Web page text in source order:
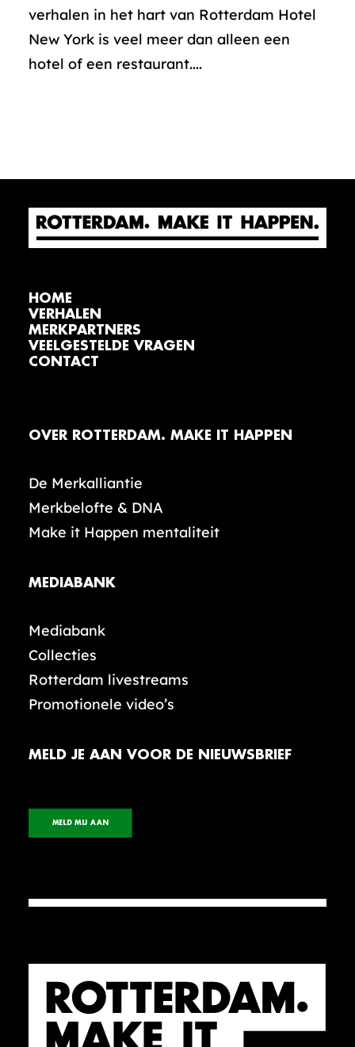
verhalen in het hart van Rotterdam Hotel
New York is veel meer dan alleen een
hotel of een restaurant....
HOME
VERHALEN
MERKPARTNERS
VEELGESTELDE VRAGEN
CONTACT
OVER ROTTERDAM. MAKE IT HAPPEN
De Merkalliantie
Merkbelofte & DNA
Make it Happen mentaliteit
MEDIABANK
Mediabank
Collecties
Rotterdam livestreams
Promotionele video’s
MELD JE AAN VOOR DE NIEUWSBRIEF
MELD MIJ AAN